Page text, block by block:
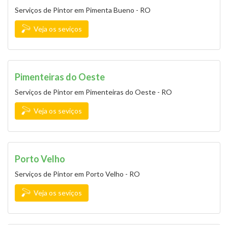
Serviços de Pintor em Pimenta Bueno - RO
Veja os seviços
Pimenteiras do Oeste
Serviços de Pintor em Pimenteiras do Oeste - RO
Veja os seviços
Porto Velho
Serviços de Pintor em Porto Velho - RO
Veja os seviços